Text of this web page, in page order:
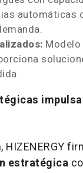
automáticas
Modelo
estratégica